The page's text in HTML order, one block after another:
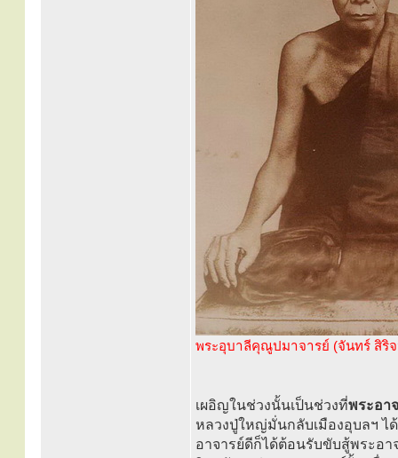
พระอุบาลีคุณูปมาจารย์ (จันทร์ สิริ
เผอิญในช่วงนั้นเป็นช่วงที่พระอา
หลวงปู่ใหญ่มั่นกลับเมืองอุบลฯ ไ
อาจารย์ดีก็ได้ต้อนรับขับสู้พระอ